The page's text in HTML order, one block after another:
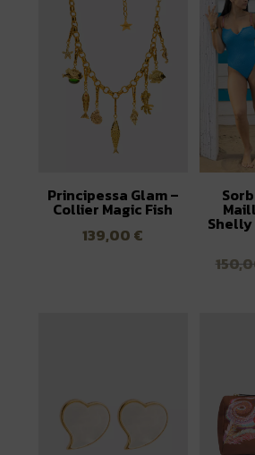
Principessa Glam –
Collier Magic Fish
139,00 €